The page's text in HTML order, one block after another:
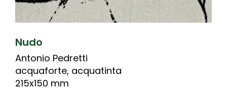
Nudo
Antonio Pedretti
acquaforte, acquatinta
215x150 mm